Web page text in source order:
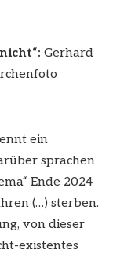
Gerhard
ein
sprachen
Ende 2024
(…) sterben.
von dieser
existentes